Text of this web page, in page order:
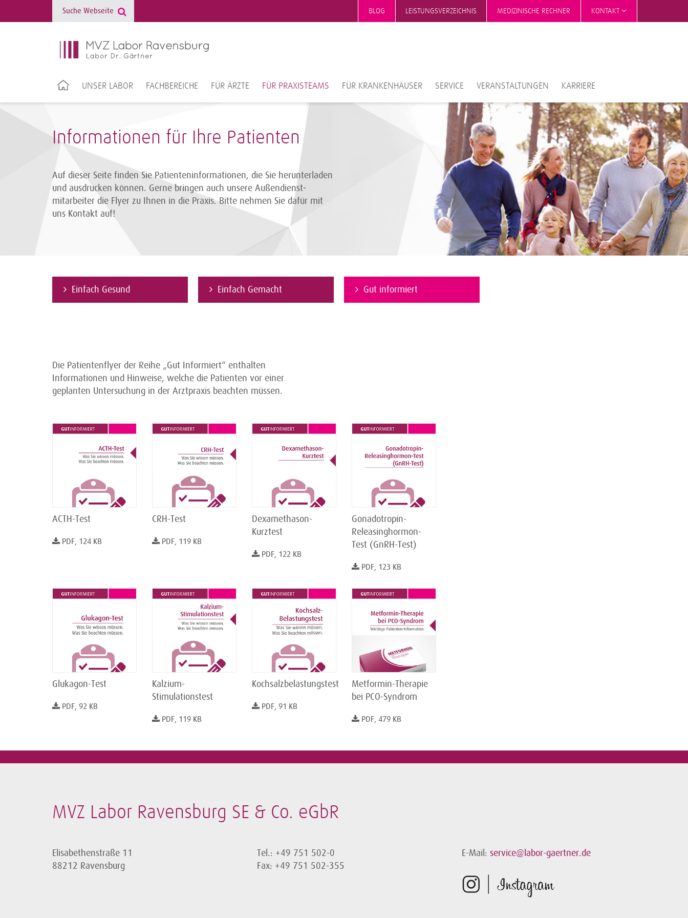
BLOG LEISTUNGSVERZEICHNIS MEDIZINISCHE RECHNER KONTAKT
UNSER LABOR FACHBEREICHE FÜR ÄRZTE FÜR PRAXISTEAMS FÜR KRANKENHÄUSER SERVICE VERANSTALTUNGEN KARRIERE
Informationen für Ihre Patienten
Auf dieser Seite finden Sie Patienteninformationen, die Sie herunterladen
und ausdrucken können. Gerne bringen auch unsere Außendienst­
mitarbeiter die Flyer zu Ihnen in die Praxis. Bitte nehmen Sie dafür mit
uns Kontakt auf!
Einfach Gesund Einfach Gemacht Gut informiert
Die Patientenflyer der Reihe „Gut Informiert“ enthalten
Informationen und Hinweise, welche die Patienten vor einer
geplanten Untersuchung in der Arztpraxis beachten müssen.
ACTH-Test
PDF, 124 KB
CRH-Test
PDF, 119 KB
Dexamethason-
Kurztest
PDF, 122 KB
Gonadotropin-
Releasinghormon-
Test (GnRH-Test)
PDF, 123 KB
Glukagon-Test
PDF, 92 KB
Kalzium-
Stimulationstest
PDF, 119 KB
Kochsalzbelastungstest
PDF, 91 KB
Metformin-Therapie
bei PCO-Syndrom
PDF, 479 KB
MVZ Labor Ravensburg SE & Co. eGbR
Elisabethenstraße 11
88212 Ravensburg
Tel.: +49 751 502-0
Fax: +49 751 502-355
E-Mail: service@labor-gaertner.de